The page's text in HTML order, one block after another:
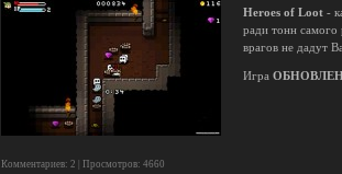
Heroes of Loot -
ради тонн самого
врагов не дадут
Игра
Комментариев: 2 | Просмотров: 4660